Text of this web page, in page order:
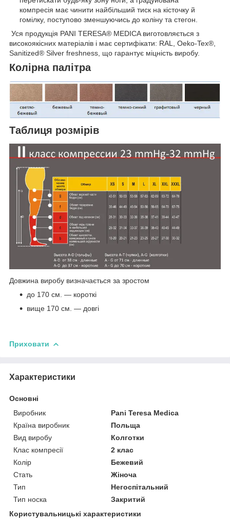
компресія має чинити найбільший тиск на кісточку й
гомілку, поступово зменшуючись до коліну та стегон.
Уся продукція PANI TERESA® MEDICA виготовляється з
високоякісних матеріалів і має сертифікати: RAL, Oeko-Tex®,
Sanitized® Silver freshness, що гарантує міцність виробу.
Колірна палітра
Таблиця розмірів
Довжина виробу визначається за зростом
до 170 см. ― короткі
вище 170 см. ― довгі
Приховати
Характеристики
Основні
Виробник
Pani Teresa Medica
Країна виробник
Польща
Вид виробу
Колготки
Клас компресії
2 клас
Колір
Бежевий
Стать
Жіноча
Тип
Негоспітальний
Тип носка
Закритий
Користувальницькі характеристики